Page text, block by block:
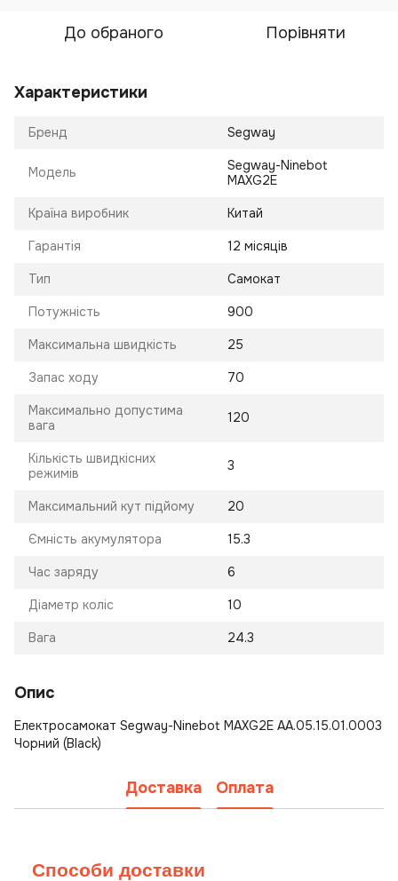
До обраного Порівняти
Характеристики
Бренд Segway
Модель
Segway-Ninebot
MAXG2E
Країна виробник Китай
Гарантія 12 місяців
Тип Самокат
Потужність 900
Максимальна швидкість 25
Запас ходу 70
Максимально допустима
вага
120
Кількість швидкісних
режимів
3
Максимальний кут підйому 20
Ємність акумулятора 15.3
Час заряду 6
Діаметр коліс 10
Вага 24.3
Опис
Електросамокат Segway-Ninebot MAXG2E AA.05.15.01.0003
Чорний (Black)
Доставка Оплата
Способи доставки